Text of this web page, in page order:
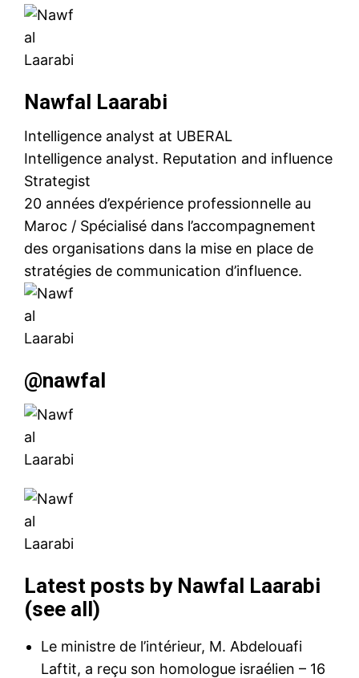
Nawfal Laarabi
Intelligence analyst at UBERAL
Intelligence analyst. Reputation and influence
Strategist
20 années d’expérience professionnelle au
Maroc / Spécialisé dans l’accompagnement
des organisations dans la mise en place de
stratégies de communication d’influence.
@nawfal
Latest posts by Nawfal Laarabi
(see all)
Le ministre de l’intérieur, M. Abdelouafi
Laftit, a reçu son homologue israélien – 16